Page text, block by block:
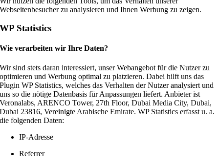
Webseitenbesucher zu analysieren und Ihnen Werbung zu zeigen.
WP Statistics
Wie verarbeiten wir Ihre Daten?
Wir sind stets daran interessiert, unser Webangebot für die Nutzer zu
optimieren und Werbung optimal zu platzieren. Dabei hilft uns das
Plugin WP Statistics, welches das Verhalten der Nutzer analysiert und
uns so die nötige Datenbasis für Anpassungen liefert. Anbieter ist
Veronalabs, ARENCO Tower, 27th Floor, Dubai Media City, Dubai,
Dubai 23816, Vereinigte Arabische Emirate. WP Statistics erfasst u. a.
die folgenden Daten:
IP-Adresse
Referrer